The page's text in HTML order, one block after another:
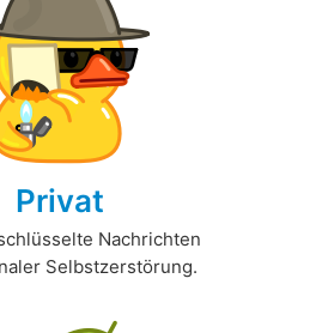
Privat
Nachrichten
Selbstzerstörung.